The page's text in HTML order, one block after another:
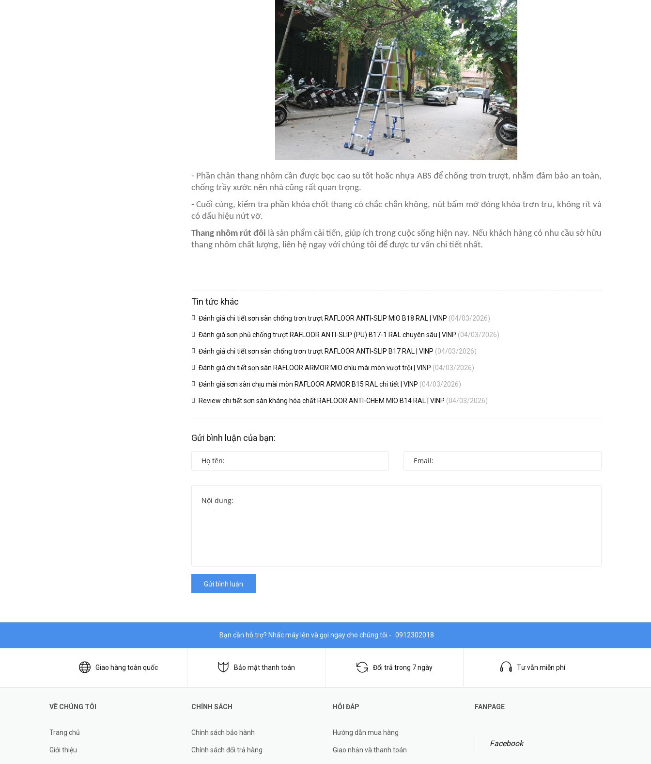
- Phần chân thang nhôm cần được bọc cao su tốt hoăc nhựa ABS để chống trơn trượt, nhằm đảm bảo an toàn,
chống trầy xước nên nhà cũng rất quan trọng.
- Cuối cùng, kiểm tra phần khóa chốt thang có chắc chắn không, nút bấm mở đóng khóa trơn tru, không rít và
có dấu hiệu nứt vỡ.
Thang nhôm rút đôi là sản phẩm cải tiến, giúp ích trong cuộc sống hiện nay. Nếu khách hàng có nhu cầu sở hữu
thang nhôm chất lượng, liên hệ ngay với chúng tôi để được tư vấn chi tiết nhất.
Tin tức khác
Đánh giá chi tiết sơn sàn chống trơn trượt RAFLOOR ANTI-SLIP MIO B18 RAL | VINP (04/03/2026)
Đánh giá sơn phủ chống trượt RAFLOOR ANTI-SLIP (PU) B17-1 RAL chuyên sâu | VINP (04/03/2026)
Đánh giá chi tiết sơn sàn chống trơn trượt RAFLOOR ANTI-SLIP B17 RAL | VINP (04/03/2026)
Đánh giá chi tiết sơn sàn RAFLOOR ARMOR MIO chịu mài mòn vượt trội | VINP (04/03/2026)
Đánh giá sơn sàn chịu mài mòn RAFLOOR ARMOR B15 RAL chi tiết | VINP (04/03/2026)
Review chi tiết sơn sàn kháng hóa chất RAFLOOR ANTI-CHEM MIO B14 RAL | VINP (04/03/2026)
Gửi bình luận của bạn:
Gửi bình luận
Bạn cần hỗ trợ? Nhấc máy lên và gọi ngay cho chúng tôi - 0912302018
Giao hàng toàn quốc Bảo mật thanh toán Đổi trả trong 7 ngày Tư vẫn miễn phí
VỀ CHÚNG TÔI
Trang chủ
Giới thiệu
CHÍNH SÁCH
Chính sách bảo hành
Chính sách đổi trả hàng
HỎI ĐÁP
Hướng dẫn mua hàng
Giao nhận và thanh toán
FANPAGE
Facebook